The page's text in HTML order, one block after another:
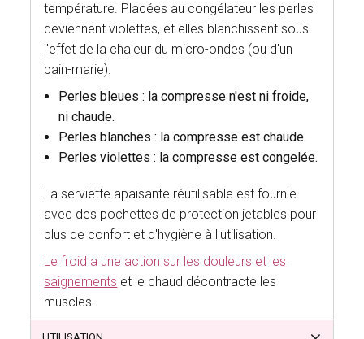
température. Placées au congélateur les perles
deviennent violettes, et elles blanchissent sous
l'effet de la chaleur du micro-ondes (ou d'un
bain-marie).
Perles bleues : la compresse n'est ni froide,
ni chaude.
Perles blanches : la compresse est chaude.
Perles violettes : la compresse est congelée.
La serviette apaisante réutilisable est fournie
avec des pochettes de protection jetables pour
plus de confort et d'hygiène à l'utilisation.
Le froid a une action sur les douleurs et les
saignements et le chaud décontracte les
muscles.